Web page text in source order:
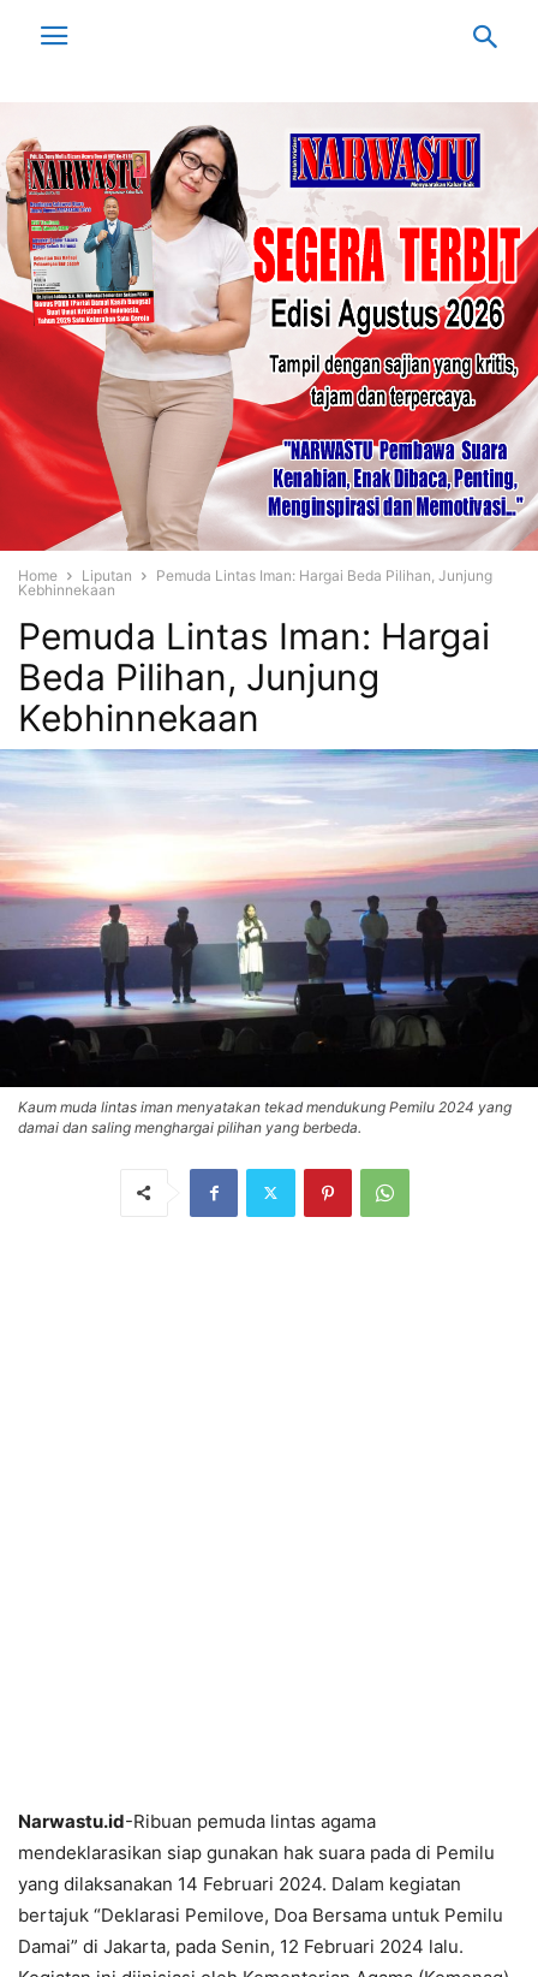
Home Liputan
Pemuda Lintas Iman: Hargai Beda Pilihan, Junjung
Kebhinnekaan
Pemuda Lintas Iman: Hargai
Beda Pilihan, Junjung
Kebhinnekaan
Kaum muda lintas iman menyatakan tekad mendukung Pemilu 2024 yang
damai dan saling menghargai pilihan yang berbeda.
Narwastu.id-Ribuan pemuda lintas agama
mendeklarasikan siap gunakan hak suara pada di Pemilu
yang dilaksanakan 14 Februari 2024. Dalam kegiatan
bertajuk “Deklarasi Pemilove, Doa Bersama untuk Pemilu
Damai” di Jakarta, pada Senin, 12 Februari 2024 lalu.